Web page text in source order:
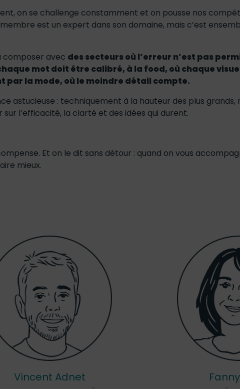
on se challenge constamment et on pousse nos
est un expert dans son domaine, mais c’est
composer avec des secteurs où l’erreur n’est pas
mot doit être calibré, à la food, où chaque
par la mode, où le moindre détail compte.
astucieuse : techniquement à la hauteur des plus grands,
l’efficacité, la clarté et des idées qui durent.
Et on le dit sans détour : quand on vous
mieux.
Vincent Adnet